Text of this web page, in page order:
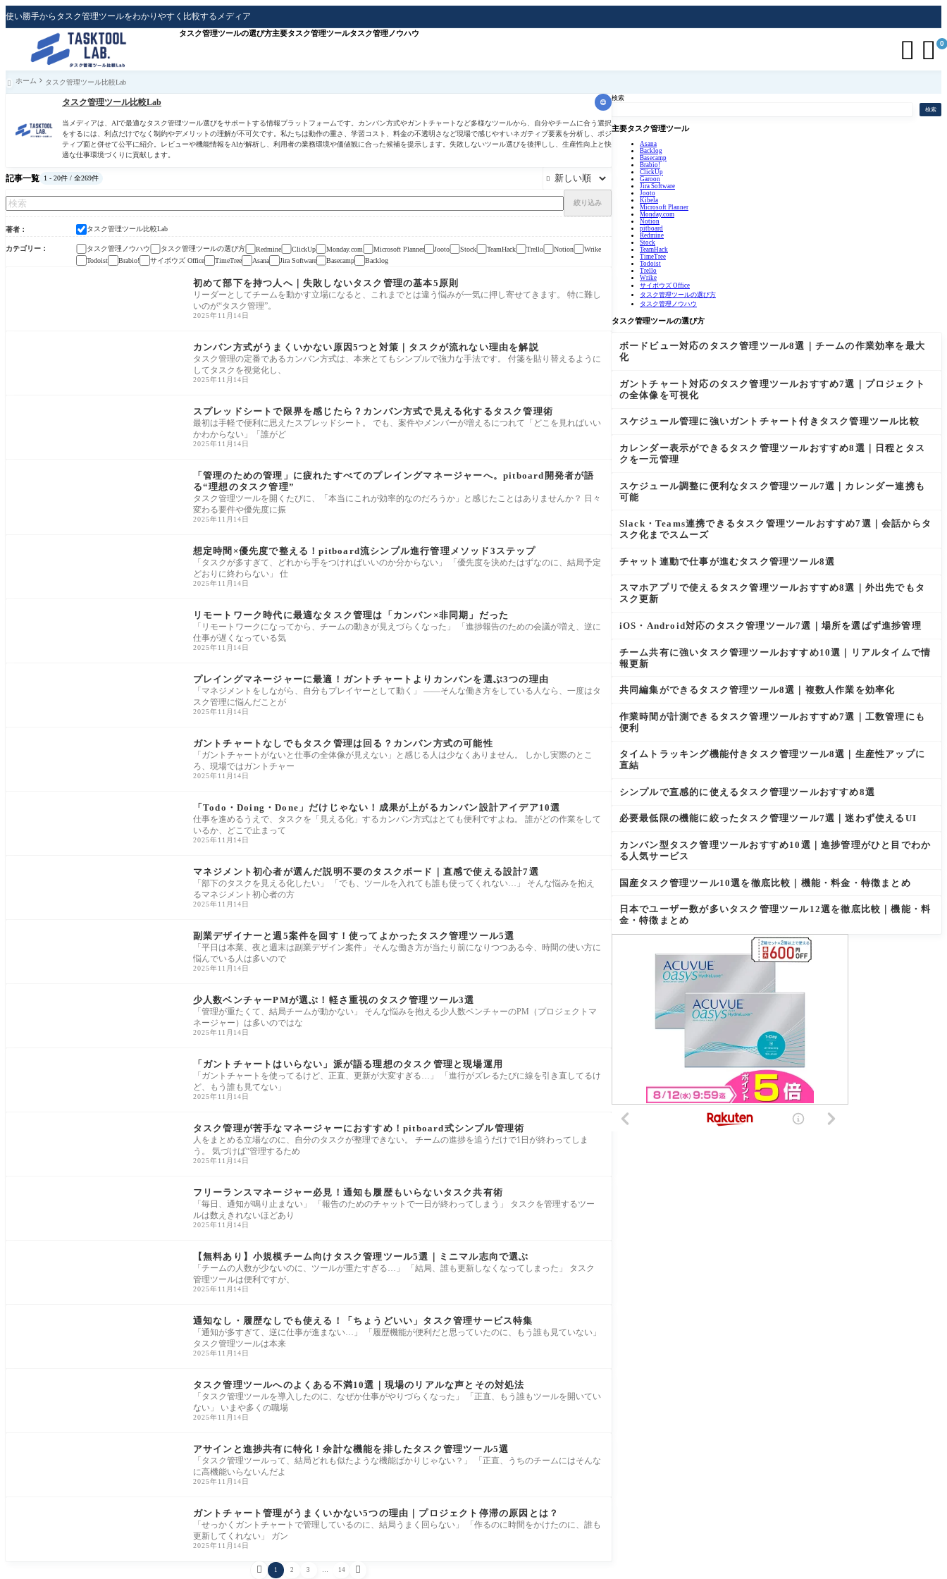
使い勝手からタスク管理ツールをわかりやすく比較するメディア
タスク管理ツールの選び方主要タスク管理ツールタスク管理ノウハウ
  0
 ホーム タスク管理ツール比較Lab
タスク管理ツール比較Lab
当メディアは、AIで最適なタスク管理ツール選びをサポートする情報プラットフォームです。カンバン方式やガントチャートなど多様なツールから、自分やチームに合う選択
をするには、利点だけでなく制約やデメリットの理解が不可欠です。私たちは動作の重さ、学習コスト、料金の不透明さなど現場で感じやすいネガティブ要素を分析し、ポジ
ティブ面と併せて公平に紹介。レビューや機能情報をAIが解析し、利用者の業務環境や価値観に合った候補を提示します。失敗しないツール選びを後押しし、生産性向上と快
適な仕事環境づくりに貢献します。
記事一覧 1 - 20件 / 全269件 
絞り込み
著者 タスク管理ツール比較Lab
カテゴリー タスク管理ノウハウ タスク管理ツールの選び方 Redmine ClickUp Monday.com Microsoft Planner Jooto Stock TeamHack Trello Notion
Wrike
Todoist
Brabio! サイボウズ Office TimeTree Asana Jira Software Basecamp Backlog
タスク管理ノウハウ
初めて部下を持つ人へ｜失敗しないタスク管理の基本5原則
リーダーとしてチームを動かす立場になると、これまでとは違う悩みが一気に押し寄せてきます。 特に難し
いのが“タスク管理”。
2025年11月14日
カンバン方式がうまくいかない原因5つと対策｜タスクが流れない理由を解説
タスク管理の定番であるカンバン方式は、本来とてもシンプルで強力な手法です。 付箋を貼り替えるように
してタスクを視覚化し、
2025年11月14日
スプレッドシートで限界を感じたら？カンバン方式で見える化するタスク管理術
最初は手軽で便利に思えたスプレッドシート。 でも、案件やメンバーが増えるにつれて「どこを見ればいい
かわからない」「誰がど
2025年11月14日
「管理のための管理」に疲れたすべてのプレイングマネージャーへ。pitboard開発者が語
る“理想のタスク管理”
タスク管理ツールを開くたびに、「本当にこれが効率的なのだろうか」と感じたことはありませんか？ 日々
変わる要件や優先度に振
2025年11月14日
想定時間×優先度で整える！pitboard流シンプル進行管理メソッド3ステップ
「タスクが多すぎて、どれから手をつければいいのか分からない」 「優先度を決めたはずなのに、結局予定
どおりに終わらない」 仕
2025年11月14日
リモートワーク時代に最適なタスク管理は「カンバン×非同期」だった
「リモートワークになってから、チームの動きが見えづらくなった」 「進捗報告のための会議が増え、逆に
仕事が遅くなっている気
2025年11月14日
プレイングマネージャーに最適！ガントチャートよりカンバンを選ぶ3つの理由
「マネジメントをしながら、自分もプレイヤーとして動く」 ――そんな働き方をしている人なら、一度はタ
スク管理に悩んだことが
2025年11月14日
ガントチャートなしでもタスク管理は回る？カンバン方式の可能性
「ガントチャートがないと仕事の全体像が見えない」と感じる人は少なくありません。 しかし実際のとこ
ろ、現場ではガントチャー
2025年11月14日
「Todo・Doing・Done」だけじゃない！成果が上がるカンバン設計アイデア10選
仕事を進めるうえで、タスクを「見える化」するカンバン方式はとても便利ですよね。 誰がどの作業をして
いるか、どこで止まって
2025年11月14日
マネジメント初心者が選んだ説明不要のタスクボード｜直感で使える設計7選
「部下のタスクを見える化したい」 「でも、ツールを入れても誰も使ってくれない…」 そんな悩みを抱え
るマネジメント初心者の方
2025年11月14日
副業デザイナーと週5案件を回す！使ってよかったタスク管理ツール5選
「平日は本業、夜と週末は副業デザイン案件」 そんな働き方が当たり前になりつつある今、時間の使い方に
悩んでいる人は多いので
2025年11月14日
少人数ベンチャーPMが選ぶ！軽さ重視のタスク管理ツール3選
「管理が重たくて、結局チームが動かない」 そんな悩みを抱える少人数ベンチャーのPM（プロジェクトマ
ネージャー）は多いのではな
2025年11月14日
「ガントチャートはいらない」派が語る理想のタスク管理と現場運用
「ガントチャートを使ってるけど、正直、更新が大変すぎる…」 「進行がズレるたびに線を引き直してるけ
ど、もう誰も見てない」
2025年11月14日
タスク管理が苦手なマネージャーにおすすめ！pitboard式シンプル管理術
人をまとめる立場なのに、自分のタスクが整理できない。 チームの進捗を追うだけで1日が終わってしま
う。 気づけば“管理するため
2025年11月14日
フリーランスマネージャー必見！通知も履歴もいらないタスク共有術
「毎日、通知が鳴り止まない」 「報告のためのチャットで一日が終わってしまう」 タスクを管理するツー
ルは数えきれないほどあり
2025年11月14日
【無料あり】小規模チーム向けタスク管理ツール5選｜ミニマル志向で選ぶ
「チームの人数が少ないのに、ツールが重たすぎる…」 「結局、誰も更新しなくなってしまった」 タスク
管理ツールは便利ですが、
2025年11月14日
通知なし・履歴なしでも使える！「ちょうどいい」タスク管理サービス特集
「通知が多すぎて、逆に仕事が進まない…」 「履歴機能が便利だと思っていたのに、もう誰も見ていない」
タスク管理ツールは本来
2025年11月14日
タスク管理ツールへのよくある不満10選｜現場のリアルな声とその対処法
「タスク管理ツールを導入したのに、なぜか仕事がやりづらくなった」 「正直、もう誰もツールを開いてい
ない」 いまや多くの職場
2025年11月14日
アサインと進捗共有に特化！余計な機能を排したタスク管理ツール5選
「タスク管理ツールって、結局どれも似たような機能ばかりじゃない？」 「正直、うちのチームにはそんな
に高機能いらないんだよ
2025年11月14日
ガントチャート管理がうまくいかない5つの理由｜プロジェクト停滞の原因とは？
「せっかくガントチャートで管理しているのに、結局うまく回らない」 「作るのに時間をかけたのに、誰も
更新してくれない」 ガン
2025年11月14日
 1 2 3 … 14 
検索
検索
主要タスク管理ツール
Asana
Backlog
Basecamp
Brabio!
ClickUp
Garoon
Jira Software
Jooto
Kibela
Microsoft Planner
Monday.com
Notion
pitboard
Redmine
Stock
TeamHack
TimeTree
Todoist
Trello
Wrike
サイボウズ Office
タスク管理ツールの選び方
タスク管理ノウハウ
タスク管理ツールの選び方
ボードビュー対応のタスク管理ツール8選｜チームの作業効率を最大
化
ガントチャート対応のタスク管理ツールおすすめ7選｜プロジェクト
の全体像を可視化
スケジュール管理に強いガントチャート付きタスク管理ツール比較
カレンダー表示ができるタスク管理ツールおすすめ8選｜日程とタス
クを一元管理
スケジュール調整に便利なタスク管理ツール7選｜カレンダー連携も
可能
Slack・Teams連携できるタスク管理ツールおすすめ7選｜会話からタ
スク化までスムーズ
チャット連動で仕事が進むタスク管理ツール8選
スマホアプリで使えるタスク管理ツールおすすめ8選｜外出先でもタ
スク更新
iOS・Android対応のタスク管理ツール7選｜場所を選ばず進捗管理
チーム共有に強いタスク管理ツールおすすめ10選｜リアルタイムで情
報更新
共同編集ができるタスク管理ツール8選｜複数人作業を効率化
作業時間が計測できるタスク管理ツールおすすめ7選｜工数管理にも
便利
タイムトラッキング機能付きタスク管理ツール8選｜生産性アップに
直結
シンプルで直感的に使えるタスク管理ツールおすすめ8選
必要最低限の機能に絞ったタスク管理ツール7選｜迷わず使えるUI
カンバン型タスク管理ツールおすすめ10選｜進捗管理がひと目でわか
る人気サービス
国産タスク管理ツール10選を徹底比較｜機能・料金・特徴まとめ
日本でユーザー数が多いタスク管理ツール12選を徹底比較｜機能・料
金・特徴まとめ